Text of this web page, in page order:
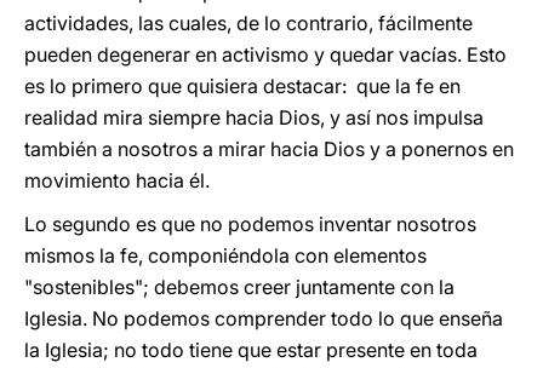
actividades, las cuales, de lo contrario, fácilmente
pueden degenerar en activismo y quedar vacías. Esto
es lo primero que quisiera destacar: que la fe en
realidad mira siempre hacia Dios, y así nos impulsa
también a nosotros a mirar hacia Dios y a ponernos en
movimiento hacia él.
Lo segundo es que no podemos inventar nosotros
mismos la fe, componiéndola con elementos
"sostenibles"; debemos creer juntamente con la
Iglesia. No podemos comprender todo lo que enseña
la Iglesia; no todo tiene que estar presente en toda